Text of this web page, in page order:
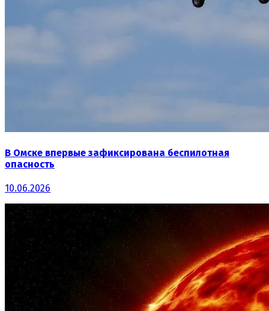
В Омске впервые зафиксирована беспилотная
опасность
10.06.2026